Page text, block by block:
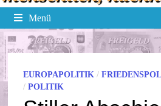
Menü
EUROPAPOLITIK /
/POLITIK